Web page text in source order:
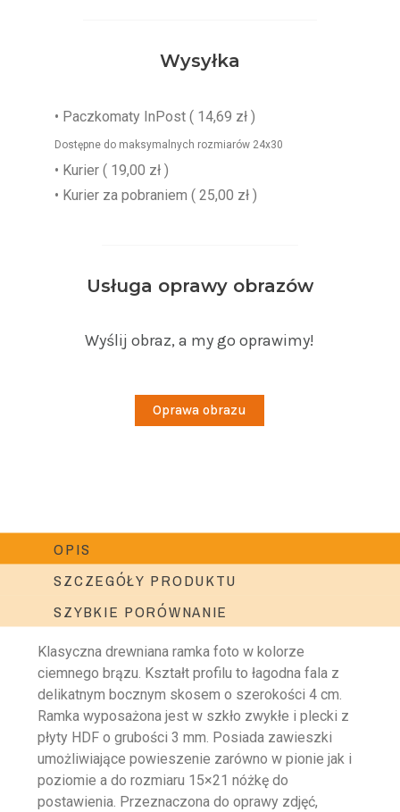
Wysyłka
• Paczkomaty InPost( 14,69 zł )
Dostępne do maksymalnych rozmiarów 24x30
• Kurier ( 19,00 zł )
• Kurier za pobraniem ( 25,00 zł )
Usługa oprawy obrazów
Wyślij obraz, a my go oprawimy!
Oprawa obrazu
OPIS
SZCZEGÓŁY PRODUKTU
SZYBKIE PORÓWNANIE
Klasyczna drewniana ramka foto w kolorze
ciemnego brązu. Kształt profilu to łagodna fala z
delikatnym bocznym skosem o szerokości 4 cm.
Ramka wyposażona jest w szkło zwykłe i plecki z
płyty HDF o grubości 3 mm. Posiada zawieszki
umożliwiające powieszenie zarówno w pionie jak i
poziomie a do rozmiaru 15×21 nóżkę do
postawienia. Przeznaczona do oprawy zdjęć,